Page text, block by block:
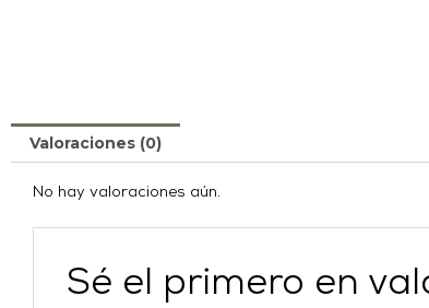
Valoraciones (0)
No hay valoraciones aún.
Sé el primero en